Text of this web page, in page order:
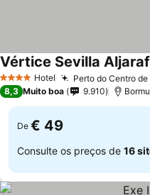
4 EstrelasHotel Perto do Centro
Vértice Sevilla
8,3 Muito boa 9.910
De € 49
Consulte os preços de 16